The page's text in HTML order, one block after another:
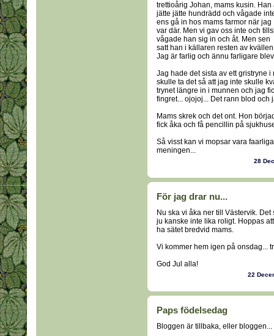
trettioårig Johan, mams kusin. Han
jätte jätte hundrädd och vågade
ens gå in hos mams farmor när jag
var där. Men vi gav oss inte och
vågade han sig in och åt. Men sen
satt han i källaren resten av
Jag är farlig och ännu farligare
Jag hade det sista av ett gristryne
skulle ta det så att jag inte skulle
trynet längre in i munnen och jag
fingret... ojojoj... Det rann blod och
Mams skrek och det ont. Hon
fick åka och få pencillin på
Så visst kan vi mopsar vara
meningen...
28
För jag drar nu...
Nu ska vi åka ner till Västervik.
ju kanske inte lika roligt. Hoppas
ha sätet bredvid mams.
Vi kommer hem igen på onsdag...
God Jul alla!
22
Paps födelsedag
Bloggen är tillbaka, eller